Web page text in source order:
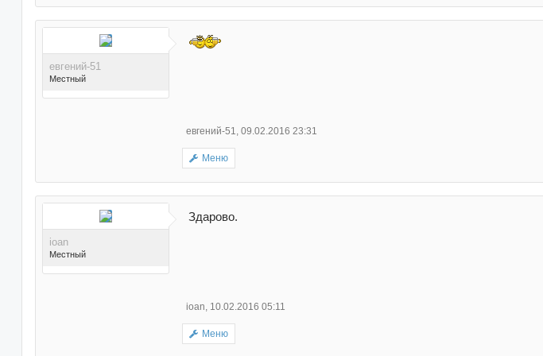
Поблагодарили 13 раз(а)
в 12 сообщениях
евгений-51
Местный
в 63 сообщениях
евгений-51, 09.02.2016 23:31
Меню
ioan
Местный
Здарово.
ioan, 10.02.2016 05:11
Меню